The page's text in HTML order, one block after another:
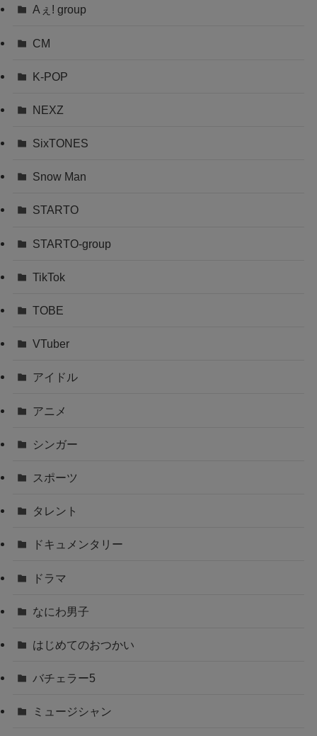
Aぇ! group
CM
K-POP
NEXZ
SixTONES
Snow Man
STARTO
STARTO-group
TikTok
TOBE
VTuber
アイドル
アニメ
シンガー
スポーツ
タレント
ドキュメンタリー
ドラマ
なにわ男子
はじめてのおつかい
バチェラー5
ミュージシャン